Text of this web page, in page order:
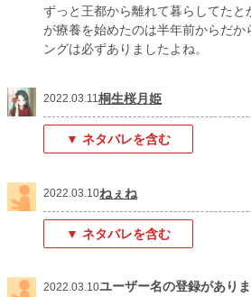
ずっと王都から離れて暮らしてた
が療養を始めたのは半年前からだか
ングは必ずありましたよね。
2022.03.11桐生桜月姫
▼ ネタバレを含む
2022.03.10ねぇね
▼ ネタバレを含む
2022.03.10ユーザー名の登録があり